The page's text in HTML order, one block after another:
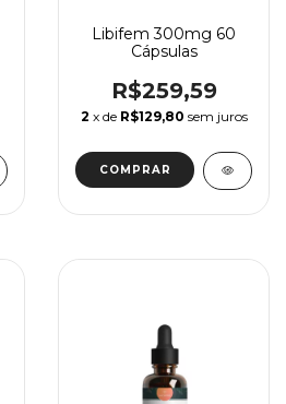
Libifem 300mg 60
Cápsulas
R$259,59
2 x de R$129,80 sem juros